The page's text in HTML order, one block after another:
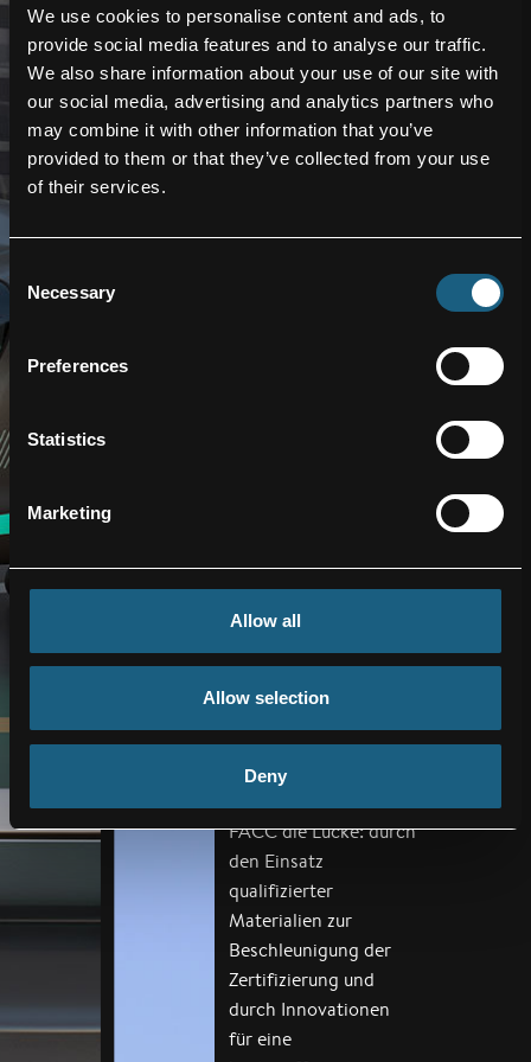
We use cookies to personalise content and ads, to
provide social media features and to analyse our traffic.
We also share information about your use of our site with
our social media, advertising and analytics partners who
may combine it with other information that you’ve
provided to them or that they’ve collected from your use
of their services.
Consent
Selection
Necessary
Preferences
Statistics
Marketing
Allow all
Allow selection
Deny
effiziente Lösungen.
FACC liefert – mit in
der Luftfahrt
bewährten
Verbundstrukturen,
zertifizierungsfähigen
verbessern –
entscheidend für den
batteriebetriebenen
Flug.
Branche vom Prototyp
zur Serienfertigung
entwickelt, schließt
FACC die Lücke: durch
den Einsatz
qualifizierter
Materialien zur
Beschleunigung der
Zertifizierung und
durch Innovationen
für eine